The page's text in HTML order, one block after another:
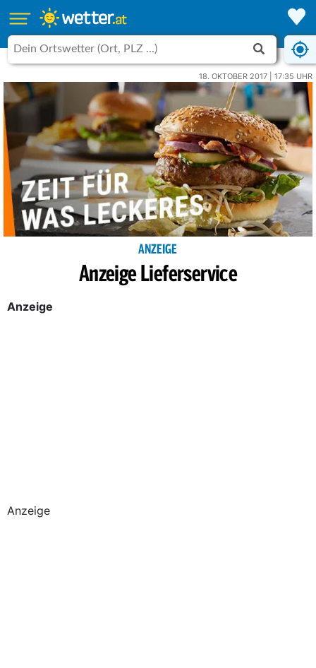
18. OKTOBER 2017 | 17:35 UHR
ANZEIGE
Anzeige Lieferservice
Anzeige
Anzeige